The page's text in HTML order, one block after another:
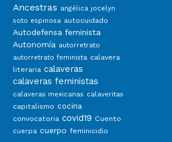
Ancestras angélica jocelyn
soto espinosa autocuidado
Autodefensa feminista
Autonomía autorretrato
autorretrato feminista calavera
literaria calaveras
calaveras feministas
calaveras mexicanas calaveritas
capitalismo cocina
convocatoria covid19 Cuento
cuerpa cuerpo feminicidio